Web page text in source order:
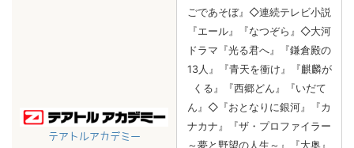
テアトルアカデミー
ごであそぼ』◇連続テレビ小説
『エール』『なつぞら』◇大河
ドラマ『光る君へ』『鎌倉殿の
13人』『青天を衝け』『麒麟が
くる』『西郷どん』『いだて
ん』◇『おとなりに銀河』『カ
ナカナ』『ザ・プロファイラー
～夢と野望の人生～』『大奥』